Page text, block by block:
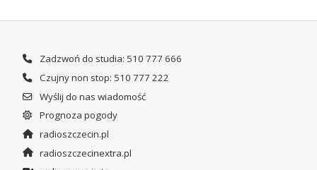
Zadzwoń do studia: 510 777 666
Czujny non stop: 510 777 222
Wyślij do nas wiadomość
Prognoza pogody
radioszczecin.pl
radioszczecinextra.pl